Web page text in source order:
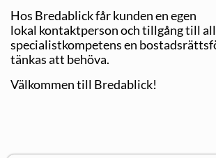
Hos Bredablick får kunden en egen
lokal kontaktperson och tillgång till
specialistkompetens en
tänkas att behöva.
Välkommen till Bredablick!